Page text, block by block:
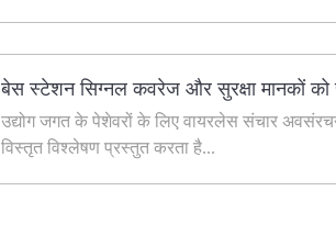
बेस स्टेशन सिग्नल कवरेज और सुरक्षा मानकों को
उद्योग जगत के पेशेवरों के लिए वायरलेस संचार
विस्तृत विश्लेषण प्रस्तुत करता है...